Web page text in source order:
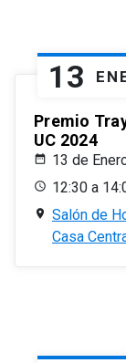
13
Premio
UC 2024
13 de
12:30 a
Salón de
Casa